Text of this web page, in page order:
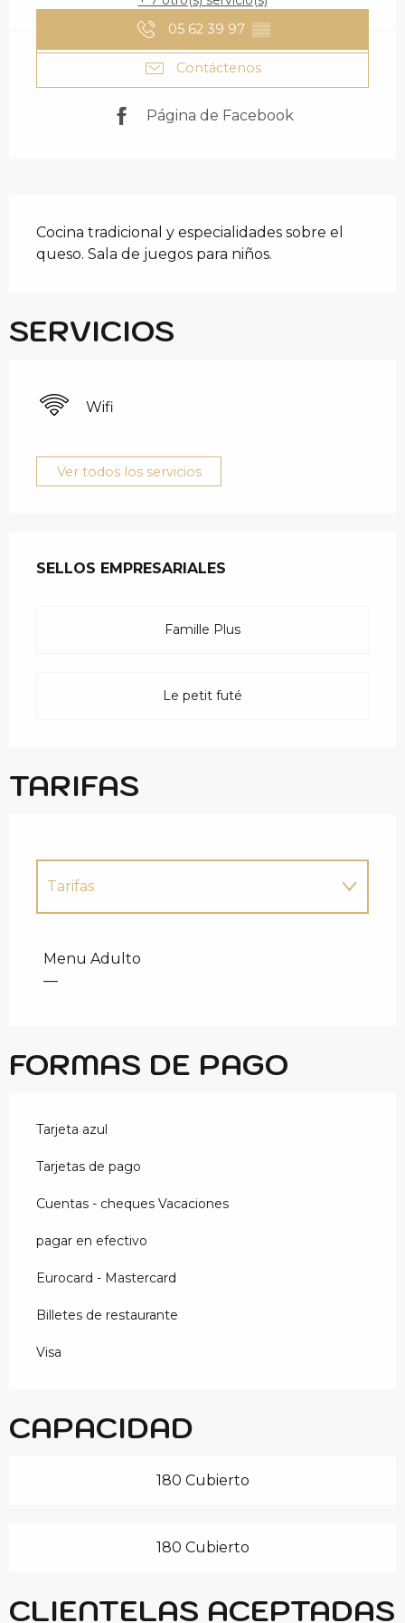
05 62 39 97 ▒▒
Contáctenos
Página de Facebook
Cocina tradicional y especialidades sobre el
queso. Sala de juegos para niños.
SERVICIOS
Wifi
Ver todos los servicios
SELLOS EMPRESARIALES
SELLOS EMPRESARIALES
Famille Plus
Le petit futé
TARIFAS
Tarifas
Menu Adulto
—
FORMAS DE PAGO
Tarjeta azul
Tarjetas de pago
Cuentas - cheques Vacaciones
pagar en efectivo
Eurocard - Mastercard
Billetes de restaurante
Visa
CAPACIDAD
180 Cubierto
180 Cubierto
CLIENTELAS ACEPTADAS